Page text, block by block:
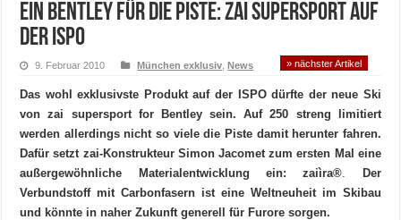
Ein Bentley für die Piste: zai supersport auf
der ISPO
9. Februar 2010 München exklusiv ,News » nächster Artikel
Das wohl exklusivste Produkt auf der ISPO dürfte der neue Ski
von zai supersport for Bentley sein. Auf 250 streng limitiert
werden allerdings nicht so viele die Piste damit herunter fahren.
Dafür setzt zai-Konstrukteur Simon Jacomet zum ersten Mal eine
außergewöhnliche Materialentwicklung ein: zaiìra®.
Der
Verbundstoff mit Carbonfasern ist eine Weltneuheit im Skibau
und könnte in naher Zukunft generell für Furore sorgen.